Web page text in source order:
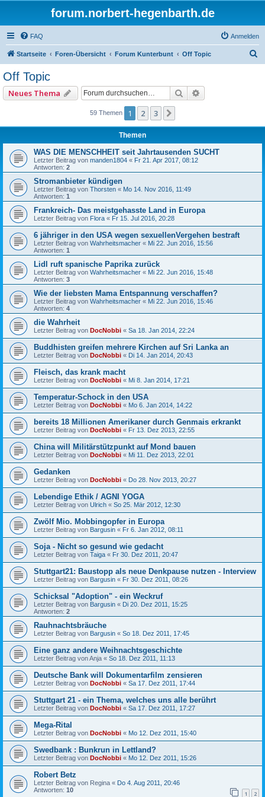
forum.norbert-hegenbarth.de
FAQ Anmelden
Startseite Foren-Übersicht Forum Kunterbunt Off Topic
Off Topic
Neues Thema Suche
59 Themen 1 2 3
Themen
WAS DIE MENSCHHEIT seit Jahrtausenden SUCHT
Letzter Beitrag von manden1804 « Fr 21. Apr 2017, 08:12
Antworten: 2
Stromanbieter kündigen
Letzter Beitrag von Thorsten « Mo 14. Nov 2016, 11:49
Antworten: 1
Frankreich- Das meistgehasste Land in Europa
Letzter Beitrag von Flora « Fr 15. Jul 2016, 20:28
6 jähriger in den USA wegen sexuellenVergehen bestraft
Letzter Beitrag von Wahrheitsmacher « Mi 22. Jun 2016, 15:56
Antworten: 1
Lidl ruft spanische Paprika zurück
Letzter Beitrag von Wahrheitsmacher « Mi 22. Jun 2016, 15:48
Antworten: 3
Wie der liebsten Mama Entspannung verschaffen?
Letzter Beitrag von Wahrheitsmacher « Mi 22. Jun 2016, 15:46
Antworten: 4
die Wahrheit
Letzter Beitrag von DocNobbi « Sa 18. Jan 2014, 22:24
Buddhisten greifen mehrere Kirchen auf Sri Lanka an
Letzter Beitrag von DocNobbi « Di 14. Jan 2014, 20:43
Fleisch, das krank macht
Letzter Beitrag von DocNobbi « Mi 8. Jan 2014, 17:21
Temperatur-Schock in den USA
Letzter Beitrag von DocNobbi « Mo 6. Jan 2014, 14:22
bereits 18 Millionen Amerikaner durch Genmais erkrankt
Letzter Beitrag von DocNobbi « Fr 13. Dez 2013, 22:55
China will Militärstützpunkt auf Mond bauen
Letzter Beitrag von DocNobbi « Mi 11. Dez 2013, 22:01
Gedanken
Letzter Beitrag von DocNobbi « Do 28. Nov 2013, 20:27
Lebendige Ethik / AGNI YOGA
Letzter Beitrag von Ulrich « So 25. Mär 2012, 12:30
Zwölf Mio. Mobbingopfer in Europa
Letzter Beitrag von Bargusin « Fr 6. Jan 2012, 08:11
Soja - Nicht so gesund wie gedacht
Letzter Beitrag von Taiga « Fr 30. Dez 2011, 20:47
Stuttgart21: Baustopp als neue Denkpause nutzen - Interview
Letzter Beitrag von Bargusin « Fr 30. Dez 2011, 08:26
Schicksal "Adoption" - ein Weckruf
Letzter Beitrag von Bargusin « Di 20. Dez 2011, 15:25
Antworten: 2
Rauhnachtsbräuche
Letzter Beitrag von Bargusin « So 18. Dez 2011, 17:45
Eine ganz andere Weihnachtsgeschichte
Letzter Beitrag vonAnja « So 18. Dez 2011, 11:13
Deutsche Bank will Dokumentarfilm zensieren
Letzter Beitrag von DocNobbi « Sa 17. Dez 2011, 17:44
Stuttgart 21 - ein Thema, welches uns alle berührt
Letzter Beitrag von DocNobbi « Sa 17. Dez 2011, 17:27
Mega-Rital
Letzter Beitrag von DocNobbi « Mo 12. Dez 2011, 15:40
Swedbank : Bunkrun in Lettland?
Letzter Beitrag von DocNobbi « Mo 12. Dez 2011, 15:26
Robert Betz
Letzter Beitrag von Regina « Do 4. Aug 2011, 20:46
Antworten: 10 1 2